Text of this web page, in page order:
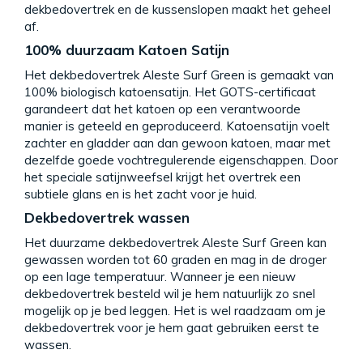
dekbedovertrek en de kussenslopen maakt het geheel
af.
100% duurzaam Katoen Satijn
Het dekbedovertrek Aleste Surf Green is gemaakt van
100% biologisch katoensatijn. Het GOTS-certificaat
garandeert dat het katoen op een verantwoorde
manier is geteeld en geproduceerd. Katoensatijn voelt
zachter en gladder aan dan gewoon katoen, maar met
dezelfde goede vochtregulerende eigenschappen. Door
het speciale satijnweefsel krijgt het overtrek een
subtiele glans en is het zacht voor je huid.
Dekbedovertrek wassen
Het duurzame dekbedovertrek Aleste Surf Green kan
gewassen worden tot 60 graden en mag in de droger
op een lage temperatuur. Wanneer je een nieuw
dekbedovertrek besteld wil je hem natuurlijk zo snel
mogelijk op je bed leggen. Het is wel raadzaam om je
dekbedovertrek voor je hem gaat gebruiken eerst te
wassen.